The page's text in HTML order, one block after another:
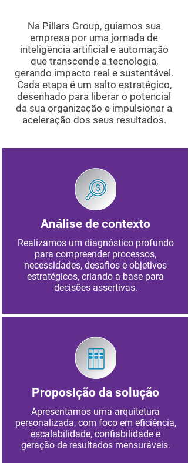
Na Pillars Group, guiamos sua
empresa por uma jornada de
inteligência artificial e automação
que transcende a tecnologia,
gerando impacto real e sustentável.
Cada etapa é um salto estratégico,
desenhado para liberar o potencial
da sua organização e impulsionar a
aceleração dos seus resultados.
Análise de contexto
Realizamos um diagnóstico profundo
para compreender processos,
necessidades, desafios e objetivos
estratégicos, criando a base para
decisões assertivas.
Proposição da solução
Apresentamos uma arquitetura
personalizada, com foco em eficiência,
escalabilidade, confiabilidade e
geração de resultados mensuráveis.